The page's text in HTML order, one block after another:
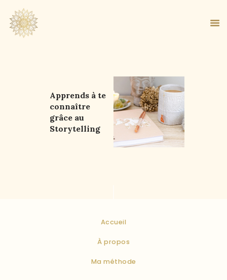
ACCUEIL
À PROPOS
MA MÉTHODE
BOUTIQUE
Apprends à te
connaître
grâce au
Storytelling
Accueil
À propos
Ma méthode